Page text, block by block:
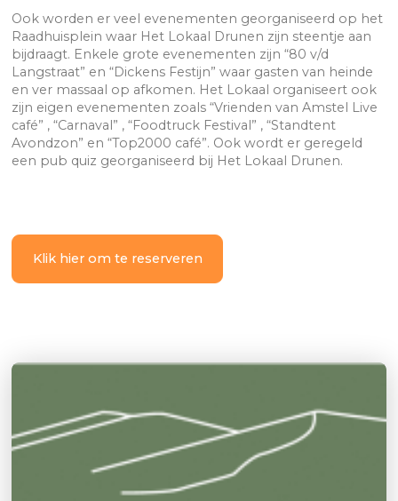
Ook worden er veel evenementen georganiseerd op het
Raadhuisplein waar Het Lokaal Drunen zijn steentje aan
bijdraagt. Enkele grote evenementen zijn “80 v/d
Langstraat” en “Dickens Festijn” waar gasten van heinde
en ver massaal op afkomen. Het Lokaal organiseert ook
zijn eigen evenementen zoals “Vrienden van Amstel Live
café” , “Carnaval” , “Foodtruck Festival” , “Standtent
Avondzon” en “Top2000 café”. Ook wordt er geregeld
een pub quiz georganiseerd bij Het Lokaal Drunen.
Klik hier om te reserveren